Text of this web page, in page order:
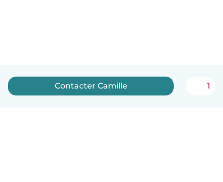
Contacter Camille 1